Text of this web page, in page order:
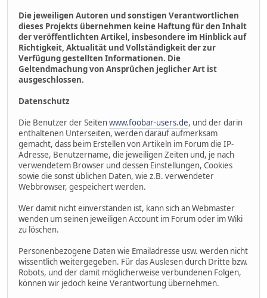
Die jeweiligen Autoren und sonstigen Verantwortlichen
dieses Projekts übernehmen keine Haftung für den Inhalt
der veröffentlichten Artikel, insbesondere im Hinblick auf
Richtigkeit, Aktualität und Vollständigkeit der zur
Verfügung gestellten Informationen. Die
Geltendmachung von Ansprüchen jeglicher Art ist
ausgeschlossen.
Datenschutz
Die Benutzer der Seitenwww.foobar-users.de, und der darin
enthaltenen Unterseiten, werden darauf aufmerksam
gemacht, dass beim Erstellen von Artikeln im Forum die IP-
Adresse, Benutzername, die jeweiligen Zeiten und, je nach
verwendetem Browser und dessen Einstellungen, Cookies
sowie die sonst üblichen Daten, wie z.B. verwendeter
Webbrowser, gespeichert werden.
Wer damit nicht einverstanden ist, kann sich an Webmaster
wenden um seinen jeweiligen Account im Forum oder im Wiki
zu löschen.
Personenbezogene Daten wie Emailadresse usw. werden nicht
wissentlich weitergegeben. Für das Auslesen durch Dritte bzw.
Robots, und der damit möglicherweise verbundenen Folgen,
können wir jedoch keine Verantwortung übernehmen.